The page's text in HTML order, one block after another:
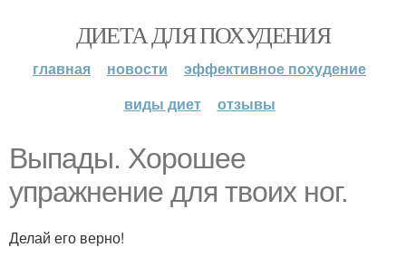
ДИЕТА ДЛЯ ПОХУДЕНИЯ
главная новости
эффективное похудение
виды диет
отзывы
Выпады. Хорошее
упражнение для твоих ног.
Делай его верно!